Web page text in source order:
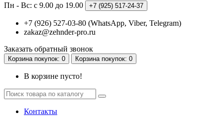
Пн - Вс: с 9.00 до 19.00 +7 (925) 517-24-37
+7 (926) 527-03-80 (WhatsApp, Viber, Telegram)
zakaz@zehnder-pro.ru
Заказать обратный звонок
Корзинапокупок: 0 Корзинапокупок: 0
В корзине пусто!
Контакты